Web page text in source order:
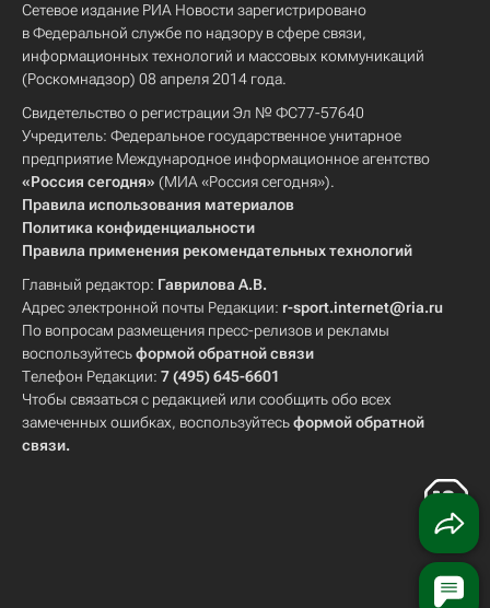
Сетевое издание РИА Новости зарегистрировано
в Федеральной службе по надзору в сфере связи,
информационных технологий и массовых коммуникаций
(Роскомнадзор) 08 апреля 2014 года.
Свидетельство о регистрации Эл № ФС77-57640
Учредитель: Федеральное государственное унитарное
предприятие Международное информационное агентство
«Россия сегодня» (МИА «Россия сегодня»).
Правила использования материалов
Политика конфиденциальности
Правила применения рекомендательных технологий
Главный редактор: Гаврилова А.В.
Адрес электронной почты Редакции: r-sport.internet@ria.ru
По вопросам размещения пресс-релизов и рекламы
воспользуйтесьформой обратной связи
Телефон Редакции: 7 (495) 645-6601
Чтобы связаться с редакцией или сообщить обо всех
замеченных ошибках, воспользуйтесьформой обратной
связи.